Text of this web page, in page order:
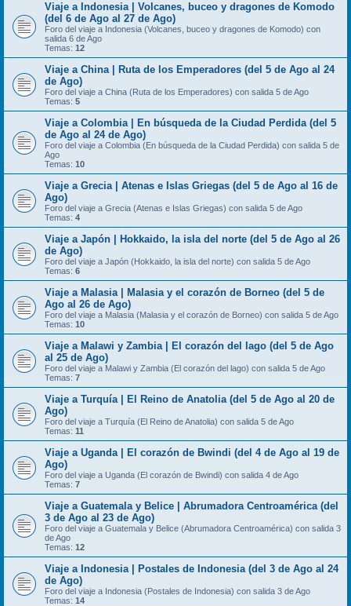
Viaje a Indonesia | Volcanes, buceo y dragones de Komodo
(del 6 de Ago al 27 de Ago)
Foro del viaje a Indonesia (Volcanes, buceo y dragones de Komodo) con
salida 6 de Ago
Temas: 12
Viaje a China | Ruta de los Emperadores (del 5 de Ago al 24
de Ago)
Foro del viaje a China (Ruta de los Emperadores) con salida 5 de Ago
Temas: 5
Viaje a Colombia | En búsqueda de la Ciudad Perdida (del 5
de Ago al 24 de Ago)
Foro del viaje a Colombia (En búsqueda de la Ciudad Perdida) con salida 5 de
Ago
Temas: 10
Viaje a Grecia | Atenas e Islas Griegas (del 5 de Ago al 16 de
Ago)
Foro del viaje a Grecia (Atenas e Islas Griegas) con salida 5 de Ago
Temas: 4
Viaje a Japón | Hokkaido, la isla del norte (del 5 de Ago al 26
de Ago)
Foro del viaje a Japón (Hokkaido, la isla del norte) con salida 5 de Ago
Temas: 6
Viaje a Malasia | Malasia y el corazón de Borneo (del 5 de
Ago al 26 de Ago)
Foro del viaje a Malasia (Malasia y el corazón de Borneo) con salida 5 de Ago
Temas: 10
Viaje a Malawi y Zambia | El corazón del lago (del 5 de Ago
al 25 de Ago)
Foro del viaje a Malawi y Zambia (El corazón del lago) con salida 5 de Ago
Temas: 7
Viaje a Turquía | El Reino de Anatolia (del 5 de Ago al 20 de
Ago)
Foro del viaje a Turquía (El Reino de Anatolia) con salida 5 de Ago
Temas: 11
Viaje a Uganda | El corazón de Bwindi (del 4 de Ago al 19 de
Ago)
Foro del viaje a Uganda (El corazón de Bwindi) con salida 4 de Ago
Temas: 7
Viaje a Guatemala y Belice | Abrumadora Centroamérica (del
3 de Ago al 23 de Ago)
Foro del viaje a Guatemala y Belice (Abrumadora Centroamérica) con salida 3
de Ago
Temas: 12
Viaje a Indonesia | Postales de Indonesia (del 3 de Ago al 24
de Ago)
Foro del viaje a Indonesia (Postales de Indonesia) con salida 3 de Ago
Temas: 14